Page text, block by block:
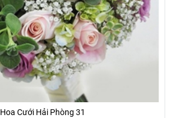
Hoa Cưới Hải Phòng 31